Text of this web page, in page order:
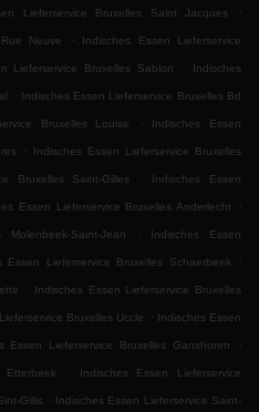
Lieferservice Bruxelles Saint Jacques .
Neuve . Indisches Essen Lieferservice
Lieferservice Bruxelles Sablon . Indisches
. Indisches Essen Lieferservice Bruxelles Bd
Bruxelles Louise . Indisches Essen
. Indisches Essen Lieferservice Bruxelles
Bruxelles Saint-Gilles . Indisches Essen
Essen Lieferservice Bruxelles Anderlecht .
Saint-Jean . Indisches Essen
Essen Lieferservice Bruxelles Schaerbeek .
. Indisches Essen Lieferservice Bruxelles
Bruxelles Uccle . Indisches Essen
Essen Lieferservice Bruxelles Ganshoren .
Etterbeek . Indisches Essen Lieferservice
Gillis . Indisches Essen Lieferservice Saint-